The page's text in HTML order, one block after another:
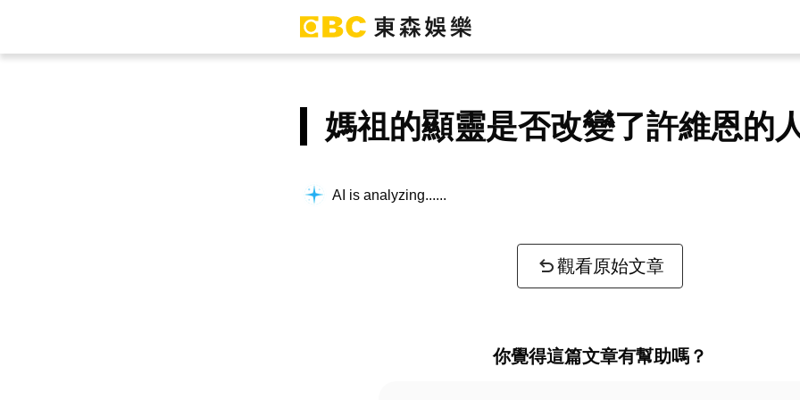
媽祖的顯靈是否改變了許維恩的
AI is analyzing...
觀看原始文章
你覺得這篇文章有幫助嗎？